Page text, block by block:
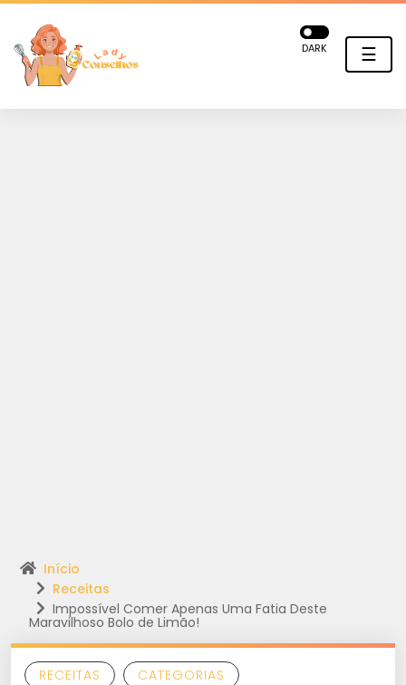
☰
DARK
Início
Receitas
Impossível Comer Apenas Uma Fatia Deste
Maravilhoso Bolo de Limão!
RECEITAS CATEGORIAS